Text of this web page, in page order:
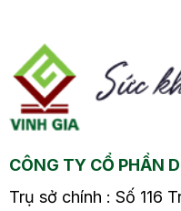
CÔNG TY CỔ PHẦN
Trụ sở chính : Số 116